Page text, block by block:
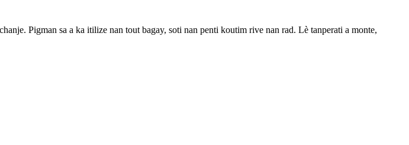
Pigman sa a ka itilize nan tout bagay, soti nan penti koutim rive nan rad. Lè tanperati a monte,